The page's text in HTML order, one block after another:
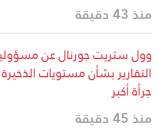
منذ 43 دقيقة
وول ستريت جورنال عن
التقارير بشأن مستويات
جرأة أكبر
منذ 45 دقيقة